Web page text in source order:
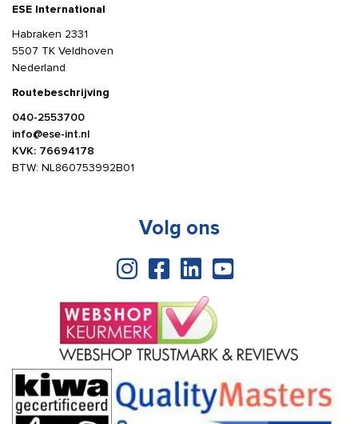
ESE International
Habraken 2331
5507 TK Veldhoven
Nederland
Routebeschrijving
040-2553700
info@ese-int.nl
KVK: 76694178
BTW: NL860753992B01
Volg ons